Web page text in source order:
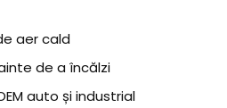
aer cald
de a încălzi
auto și industrial